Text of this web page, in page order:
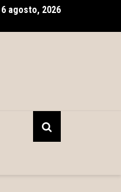
en Mérida y suma a
6 agosto, 2026